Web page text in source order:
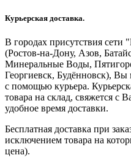
Курьерская доставка.
В городах присутствия сети
(Ростов-на-Дону, Азов,
Минеральные Воды,
Георгиевск, Будённовск), Вы
с помощью курьера.
товара на склад, свяжется с
удобное время доставки.
Бесплатная доставка при
исключением товара на
цена).